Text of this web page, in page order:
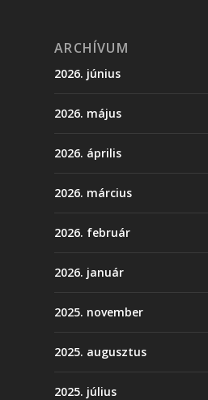
ARCHÍVUM
2026. június
2026. május
2026. április
2026. március
2026. február
2026. január
2025. november
2025. augusztus
2025. július